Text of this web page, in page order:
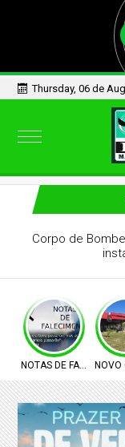
Thursday, 06 de
Corpo de
NOTAS DE NOVO